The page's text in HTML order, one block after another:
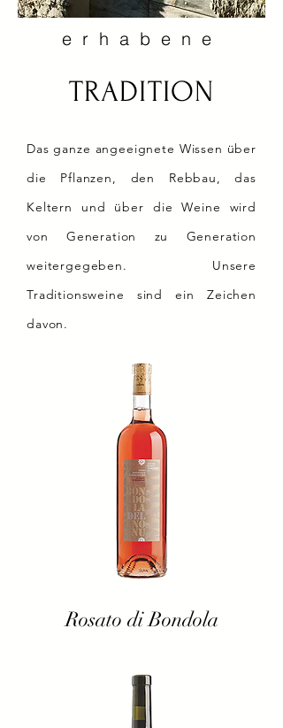
erhabene
TRADITION
Das ganze angeeignete Wissen über
die Pflanzen, den Rebbau, das
Keltern und über die Weine wird
von Generation zu Generation
weitergegeben. Unsere
Traditionsweine sind ein Zeichen
davon.
Rosato di Bondola